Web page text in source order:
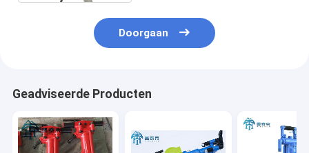
Doorgaan
Geadviseerde Producten